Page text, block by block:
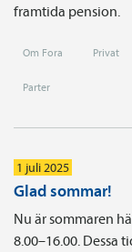
framtida pension.
Om Fora Privat
Parter
1 juli 2025
Glad sommar!
Nu är sommaren
8.00–16.00. Dessa